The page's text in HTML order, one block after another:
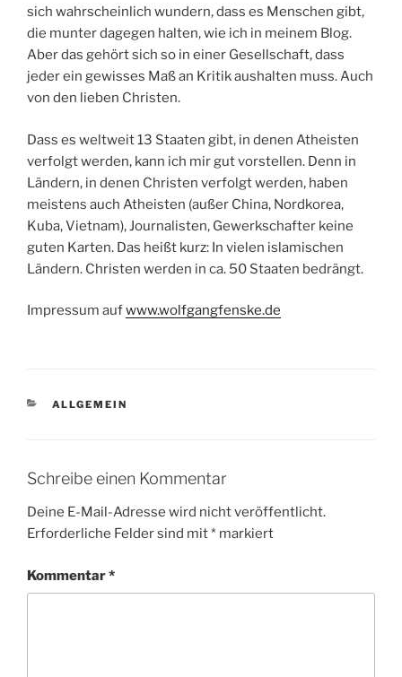
sich wahrscheinlich wundern, dass es Menschen gibt,
die munter dagegen halten, wie ich in meinem Blog.
Aber das gehört sich so in einer Gesellschaft, dass
jeder ein gewisses Maß an Kritik aushalten muss. Auch
von den lieben Christen.
Dass es weltweit 13 Staaten gibt, in denen Atheisten
verfolgt werden, kann ich mir gut vorstellen. Denn in
Ländern, in denen Christen verfolgt werden, haben
meistens auch Atheisten (außer China, Nordkorea,
Kuba, Vietnam), Journalisten, Gewerkschafter keine
guten Karten. Das heißt kurz: In vielen islamischen
Ländern. Christen werden in ca. 50 Staaten bedrängt.
Impressum aufwww.wolfgangfenske.de
KATEGORIEN
ALLGEMEIN
Schreibe einen Kommentar
Deine E-Mail-Adresse wird nicht veröffentlicht.
Erforderliche Felder sind mit* markiert
Kommentar*